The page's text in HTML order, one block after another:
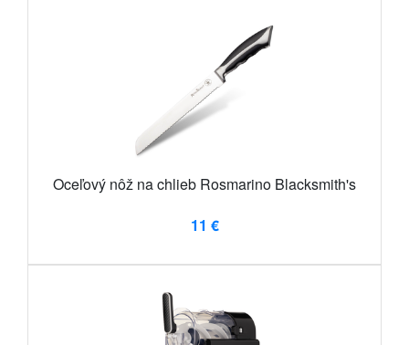
Oceľový nôž na chlieb Rosmarino Blacksmith's
11 €